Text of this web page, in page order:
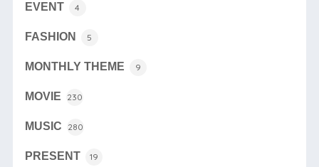
EVENT 4
FASHION 5
MONTHLY THEME 9
MOVIE 230
MUSIC 280
PRESENT 19